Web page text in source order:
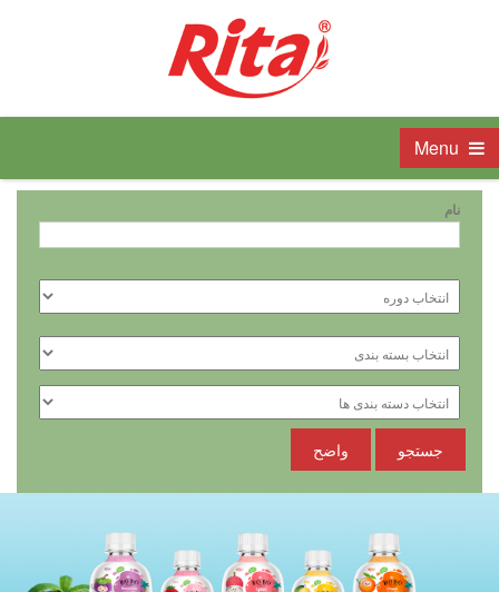
نام
جستجو واضح